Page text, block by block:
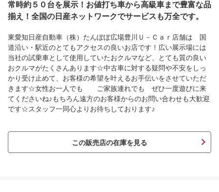
常時約５０台を展示！お値打ち車から高級車まで豊富な品
揃え！全国の日産ネットワークでサービスも万全です。
東愛知日産自動車（株）たんぽぽ広場豊川Ｕ－Ｃａｒ店舗は 国
道沿い・駅近のとてもアクセスの良いお店です！広い展示場には
当社の試乗車として使用していたおクルマなど、とても質の良い
おクルマがたくさんあります☆中古車に対する疑問や不安をしっ
かり受け止めて、お客様の希望を叶えるお手伝いをさせていただ
きます☆女性お一人でも ご家族連れでも ぜひ一度遊びに来
てくださいね♪もちろん遠方のお客様からのお問い合わせも大歓迎
です☆スタッフ一同心よりお待ちしております♪
この販売店の在庫を見る